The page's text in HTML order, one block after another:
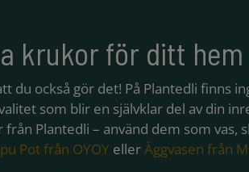
krukor för ditt hem
du också gör det! På Plantedli finns
som blir en självklar del av din
Plantedli – använd dem som vas,
Pot från OYOY ellerÄggvasen från